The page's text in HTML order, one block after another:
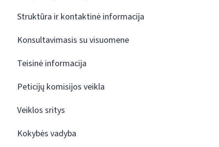
Struktūra ir kontaktinė informacija
Konsultavimasis su visuomene
Teisinė informacija
Peticijų komisijos veikla
Veiklos sritys
Kokybės vadyba